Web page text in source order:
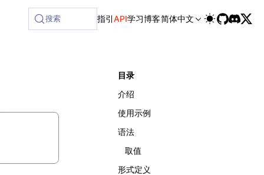
搜索 指引API学习博客简体中文
目录
介绍
使用示例
语法
取值
形式定义